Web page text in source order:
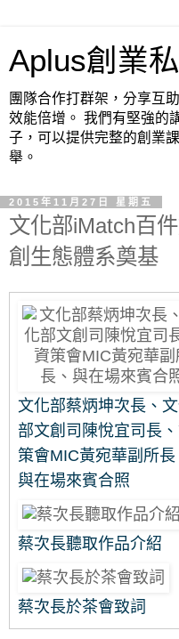
Aplus創業
團隊合作打群架，分享互
效能倍增。 我們有堅強的
子，可以提供完整的創業
舉。
2015年11月27日 星期五
文化部iMatch百
創生態體系奠基
文化部蔡炳坤次長、
部文創司陳悅宜司長
策會MIC黃宛華副所長
與在場來賓合照
蔡次長聽取作品介紹
蔡次長於茶會致詞